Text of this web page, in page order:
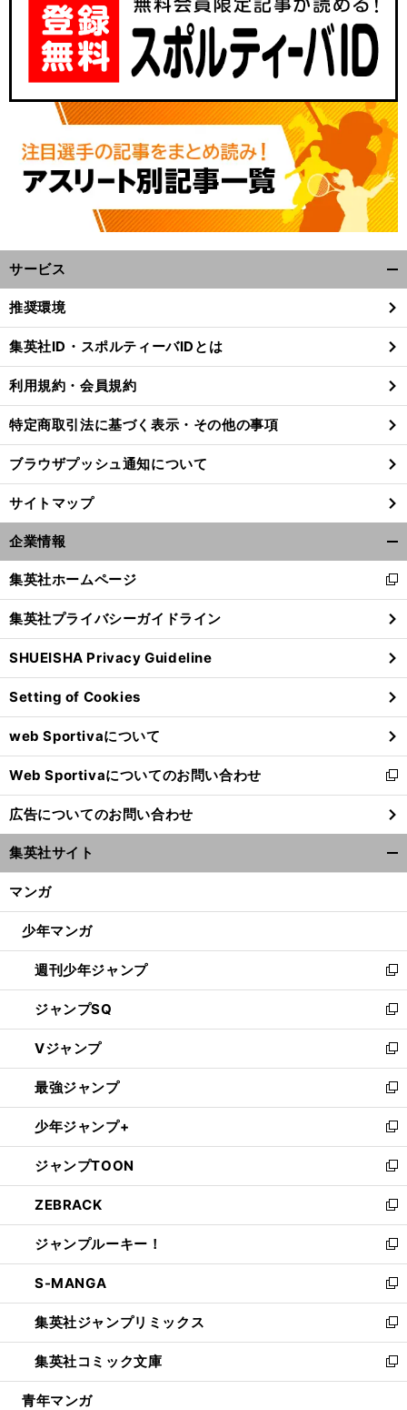
へ
サービス
閉
る
推奨環境
集英社ID・スポルティーバIDとは
利用規約・会員規約
特定商取引法に基づく表示・その他の事項
ブラウザプッシュ通知について
サイトマップ
企業情報
閉
る
集英社ホームページ
新
し
い
ウ
ィ
ン
ド
ウ
で
開
く
集英社プライバシーガイドライン
SHUEISHA Privacy Guideline
Setting of Cookies
web Sportivaについて
Web Sportivaについてのお問い合わせ
新
し
い
ウ
ィ
ン
ウ
開
く
広告についてのお問い合わせ
集英社サイト
マンガ
少年マンガ
週刊少年ジャンプ
新
し
い
ウ
ィ
ン
ド
ウ
で
開
く
ジャンプSQ
新
し
い
ウ
ィ
ン
ド
ウ
で
開
く
Vジャンプ
新
し
い
ウ
ィ
ン
ド
ウ
で
開
く
最強ジャンプ
新
し
い
ウ
ィ
ン
ド
ウ
で
開
く
少年ジャンプ+
新
し
い
ウ
ィ
ン
ド
ウ
で
開
く
ジャンプTOON
新
し
い
ウ
ィ
ン
ド
ウ
で
開
く
ZEBRACK
新
し
い
ウ
ィ
ン
ド
ウ
で
開
ジャンプルーキー！
新
し
い
ウ
ィ
ン
ド
ウ
S-MANGA
新
し
い
ウ
ィ
ン
集英社ジャンプリミックス
新
し
い
ウ
集英社コミック文庫
新
し
青年マンガ